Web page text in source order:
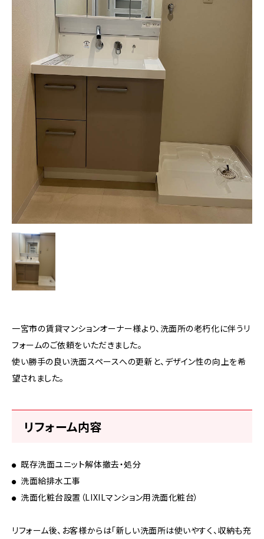
一宮市の賃貸マンションオーナー様より、洗面所の老朽化に伴うリ
フォームのご依頼をいただきました。
使い勝手の良い洗面スペースへの更新と、デザイン性の向上を希
望されました。
リフォーム内容
既存洗面ユニット解体撤去・処分
洗面給排水工事
洗面化粧台設置（LIXILマンション用洗面化粧台）
リフォーム後、お客様からは「新しい洗面所は使いやすく、収納も充